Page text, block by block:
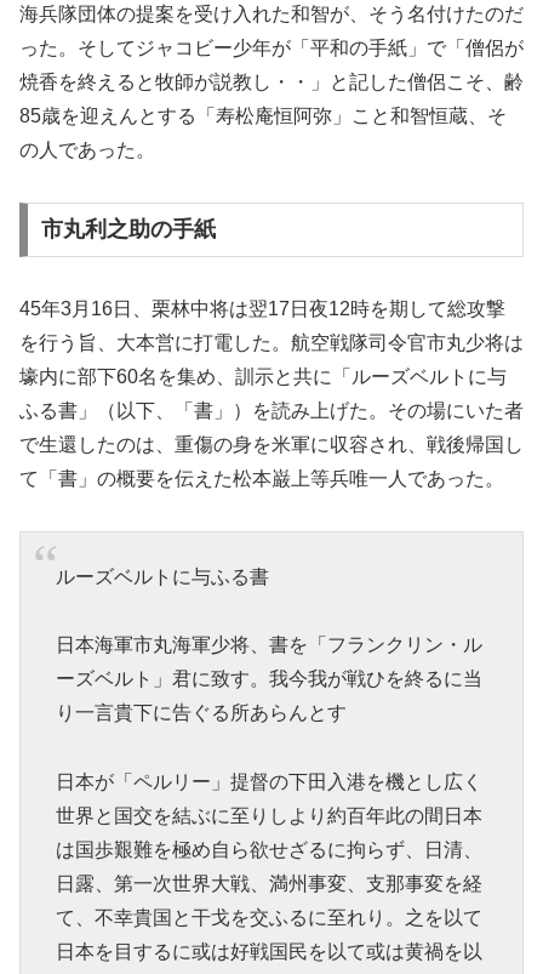
海兵隊団体の提案を受け入れた和智が、そう名付けたのだ
った。そしてジャコビー少年が「平和の手紙」で「僧侶が
焼香を終えると牧師が説教し・・」と記した僧侶こそ、齢
85歳を迎えんとする「寿松庵恒阿弥」こと和智恒蔵、そ
の人であった。
市丸利之助の手紙
45年3月16日、栗林中将は翌17日夜12時を期して総攻撃
を行う旨、大本営に打電した。航空戦隊司令官市丸少将は
壕内に部下60名を集め、訓示と共に「ルーズベルトに与
ふる書」（以下、「書」）を読み上げた。その場にいた者
で生還したのは、重傷の身を米軍に収容され、戦後帰国し
て「書」の概要を伝えた松本巌上等兵唯一人であった。
ルーズベルトに与ふる書
日本海軍市丸海軍少将、書を「フランクリン・ル
ーズベルト」君に致す。我今我が戦ひを終るに当
り一言貴下に告ぐる所あらんとす
日本が「ペルリー」提督の下田入港を機とし広く
世界と国交を結ぶに至りしより約百年此の間日本
は国歩艱難を極め自ら欲せざるに拘らず、日清、
日露、第一次世界大戦、満州事変、支那事変を経
て、不幸貴国と干戈を交ふるに至れり。之を以て
日本を目するに或は好戦国民を以て或は黄禍を以